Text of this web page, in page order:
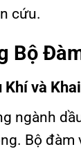
cứu.
Bộ
Khí và
ngành
Bộ